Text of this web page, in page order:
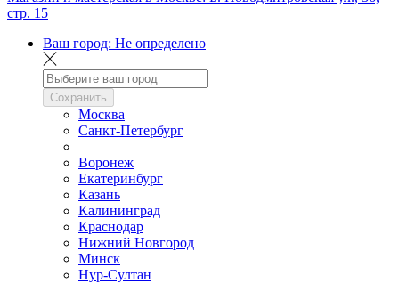
стр. 15
Ваш город: Не определено
Сохранить
Москва
Санкт-Петербург
Воронеж
Екатеринбург
Казань
Калининград
Краснодар
Нижний Новгород
Минск
Нур-Султан